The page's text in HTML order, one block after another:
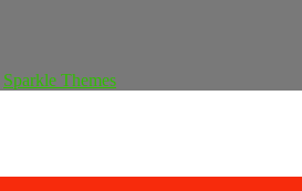
Sparkle Themes